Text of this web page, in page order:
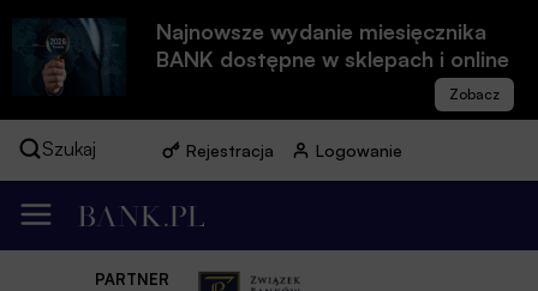
Najnowsze wydanie miesięcznika
BANK dostępne w sklepach i online
Szukaj Rejestracja Logowanie
PARTNER